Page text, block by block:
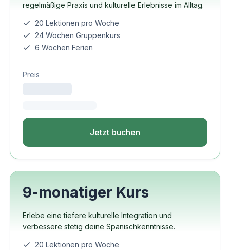
regelmäßige Praxis und kulturelle Erlebnisse im Alltag.
20 Lektionen pro Woche
24 Wochen Gruppenkurs
6 Wochen Ferien
Preis
Jetzt buchen
9-monatiger Kurs
Erlebe eine tiefere kulturelle Integration und
verbessere stetig deine Spanischkenntnisse.
20 Lektionen pro Woche